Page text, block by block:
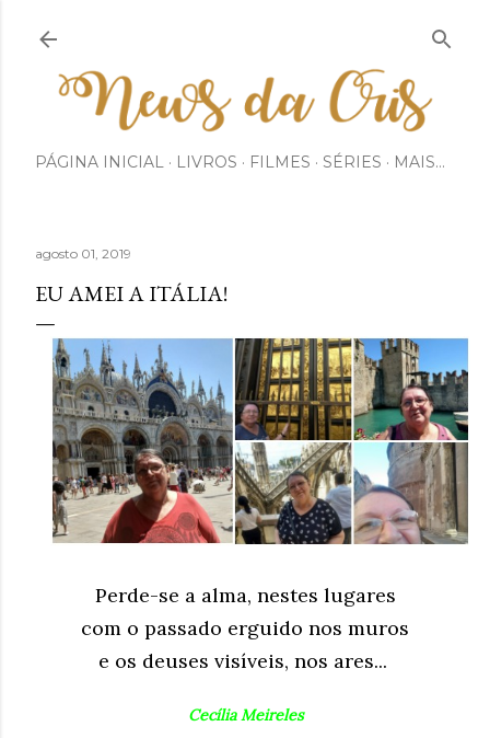
PÁGINA INICIAL LIVROS FILMES SÉRIES MAIS…
agosto 01, 2019
EU AMEI A ITÁLIA!
Perde-se a alma, nestes lugares
com o passado erguido nos muros
e os deuses visíveis, nos ares...
Cecília Meireles